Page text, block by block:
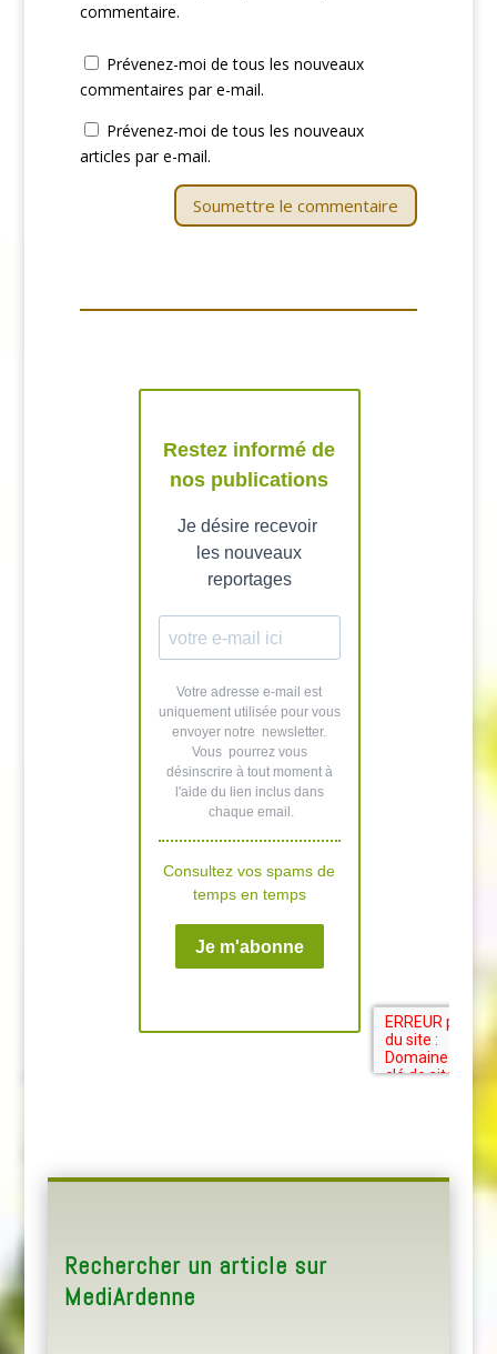
commentaire.
Prévenez-moi de tous les nouveaux
commentaires par e-mail.
Prévenez-moi de tous les nouveaux
articles par e-mail.
Soumettre le commentaire
Rechercher un article sur
MediArdenne